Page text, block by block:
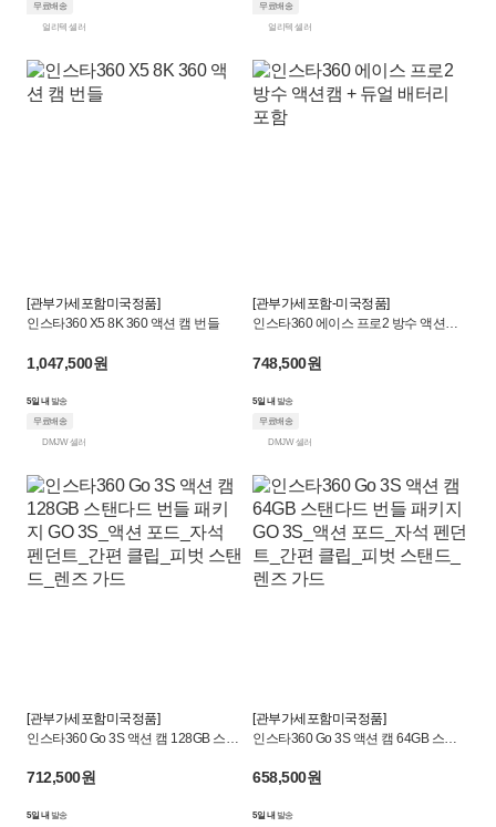
무료배송
얼리텍 셀러
무료배송
얼리텍 셀러
[관부가세포함미국정품]
인스타360 X5 8K 360 액션 캠 번들
1,047,500원
5일 내 발송
무료배송
DMJW 셀러
[관부가세포함-미국정품]
인스타360 에이스 프로2 방수 액션캠 +
748,500원
5일 내 발송
무료배송
DMJW 셀러
[관부가세포함미국정품]
인스타360 Go 3S 액션 캠 128GB 스탠
석 펜던트_간편 클립_피벗 스탠드_렌
712,500원
5일 내 발송
[관부가세포함미국정품]
인스타360 Go 3S 액션 캠 64GB 스탠
석 펜던트_간편 클립_피벗 스탠드_렌
658,500원
5일 내 발송